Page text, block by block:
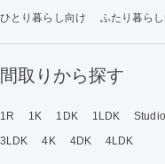
ひとり暮らし向け
ふたり暮ら
間取りから探す
1R 1K 1DK 1LDK Studio
3LDK
4K 4DK 4LDK